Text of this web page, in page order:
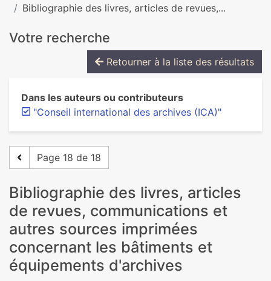
Bibliographie des livres, articles de revues,...
Votre recherche
Retourner à la liste des résultats
Dans les auteurs ou contributeurs
"Conseil international des archives (ICA)"
Page 18 de 18
Bibliographie des livres, articles
de revues, communications et
autres sources imprimées
concernant les bâtiments et
équipements d'archives